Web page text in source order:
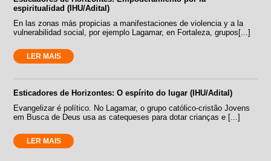
espiritualidad (IHU/Adital)
En las zonas más propicias a manifestaciones de violencia y a la
vulnerabilidad social, por ejemplo Lagamar, en Fortaleza, grupos[...]
LER MAIS
Esticadores de Horizontes: O espírito do lugar (IHU/Adital)
Evangelizar é político. No Lagamar, o grupo católico-cristão Jovens
em Busca de Deus usa as catequeses para dotar crianças e [...]
LER MAIS